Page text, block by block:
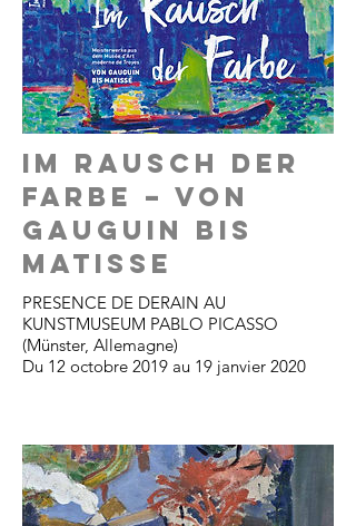
IM RAUSCH DER
FARBE – VON
GAUGUIN BIS
MATISSE
PRESENCE DE DERAIN AU
KUNSTMUSEUM PABLO PICASSO
(Münster, Allemagne)
Du 12 octobre 2019 au 19 janvier 2020